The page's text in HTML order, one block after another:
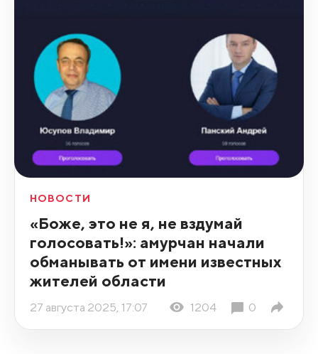
НОВОСТИ
«Боже, это не я, не вздумай
голосовать!»: амурчан начали
обманывать от имени известных
жителей области
27 августа 2025, 17:07 1204 0